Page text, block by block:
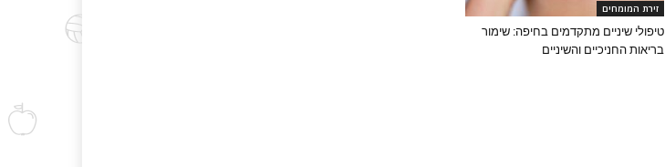
זירת המומחים
טיפולי שיניים מתקדמים בחיפה: שימור
בריאות החניכיים והשיניים